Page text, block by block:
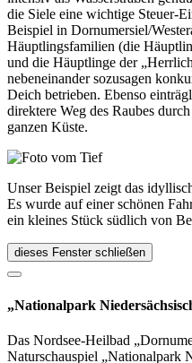
die Siele eine wichtige Steuer-
Beispiel in Dornumersiel/
Häuptlingsfamilien (die
und die Häuptlinge der
nebeneinander sozusagen
Deich betrieben. Ebenso
direktere Weg des Raubes
ganzen Küste.
Unser Beispiel zeigt das
Es wurde auf einer schönen
ein kleines Stück südlich von
dieses Fenster schließen
„Nationalpark
Das Nordsee-Heilbad
Naturschauspiel „Nationalpark